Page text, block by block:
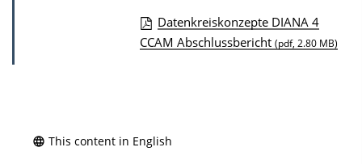
D
Datenkreiskonzepte DIANA 4
CCAM Abschlussbericht (pdf, 2.80 MB)
This content in English